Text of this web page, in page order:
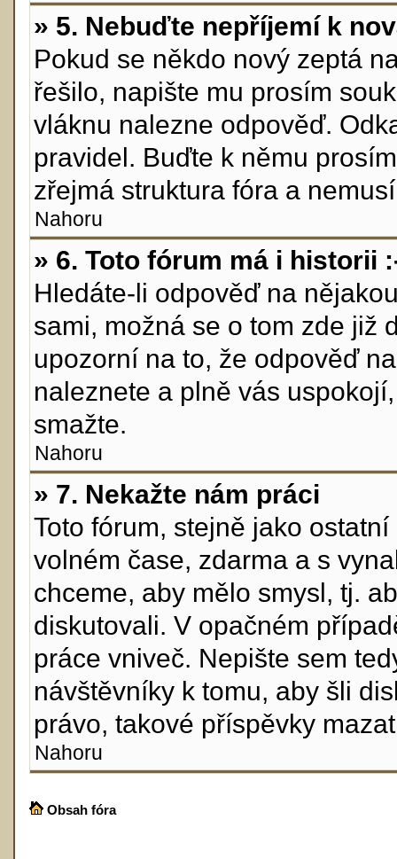
» 5. Nebuďte nepříjemí k
Pokud se někdo nový zeptá
řešilo, napište mu prosím
vláknu nalezne odpověď.
pravidel. Buďte k němu
zřejmá struktura fóra a
Nahoru
» 6. Toto fórum má i historii
Hledáte-li odpověď na
sami, možná se o tom zde již
upozorní na to, že odpověď
naleznete a plně vás
smažte.
Nahoru
» 7. Nekažte nám práci
Toto fórum, stejně jako
volném čase, zdarma a s
chceme, aby mělo smysl, tj.
diskutovali. V opačném
práce vniveč. Nepište sem
návštěvníky k tomu, aby šli
právo, takové příspěvky
Nahoru
Obsah fóra